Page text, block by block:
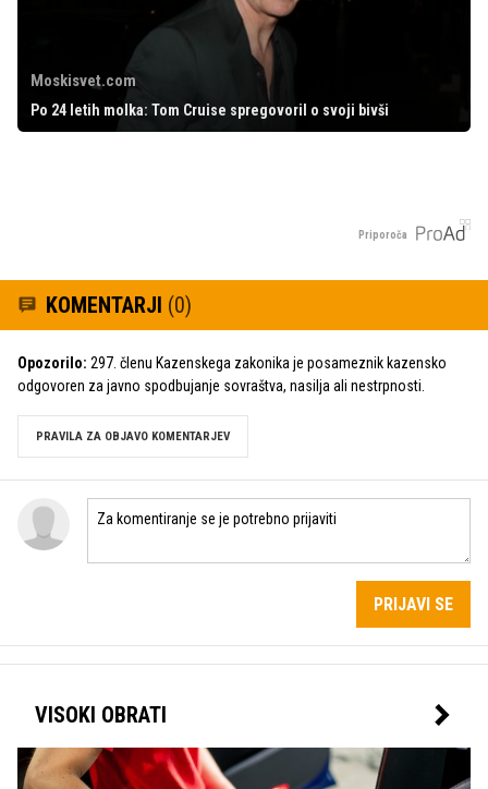
Moskisvet.com
Po 24 letih molka: Tom Cruise spregovoril o svoji bivši
Priporoča
KOMENTARJI (0)
Opozorilo: 297. členu Kazenskega zakonika je posameznik kazensko
odgovoren za javno spodbujanje sovraštva, nasilja ali nestrpnosti.
PRAVILA ZA OBJAVO KOMENTARJEV
PRIJAVI SE
VISOKI OBRATI